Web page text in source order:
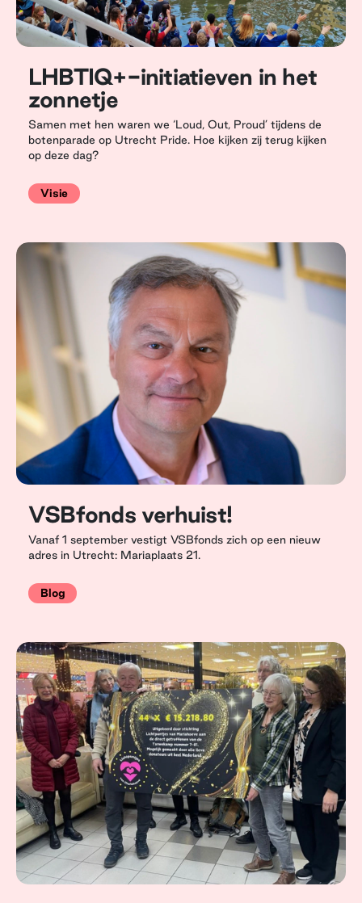
LHBTIQ+-initiatieven in het
zonnetje
Samen met hen waren we ‘Loud, Out, Proud’ tijdens de
botenparade op Utrecht Pride. Hoe kijken zij terug kijken
op deze dag?
Visie
VSBfonds verhuist!
Vanaf 1 september vestigt VSBfonds zich op een nieuw
adres in Utrecht: Mariaplaats 21.
Blog